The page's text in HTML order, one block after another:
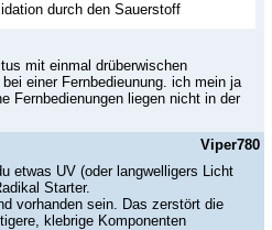
durch den Sauerstoff
mit einmal drüberwischen
einer Fernbedieunung. ich mein ja
Fernbedienungen liegen nicht in der
Viper780
etwas UV (oder langwelligers Licht
Starter.
vorhanden sein. Das zerstört die
klebrige Komponenten